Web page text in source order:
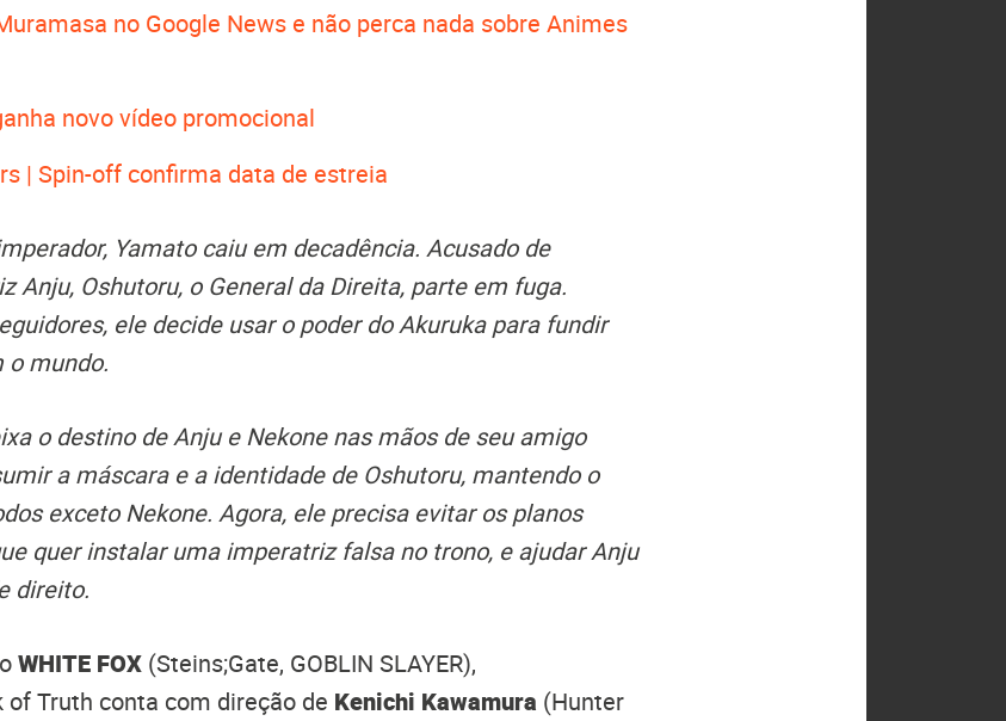
no Google News e não perca nada sobre Animes
novo vídeo promocional
| Spin-off confirma data de estreia
Yamato caiu em decadência. Acusado de
Anju, Oshutoru, o General da Direita, parte em fuga.
ele decide usar o poder do Akuruka para fundir
o mundo.
o destino de Anju e Nekone nas mãos de seu amigo
a máscara e a identidade de Oshutoru, mantendo o
exceto Nekone. Agora, ele precisa evitar os planos
quer instalar uma imperatriz falsa no trono, e ajudar Anju
direito.
WHITE FOX (Steins;Gate, GOBLIN SLAYER),
Truth conta com direção de Kenichi Kawamura (Hunter